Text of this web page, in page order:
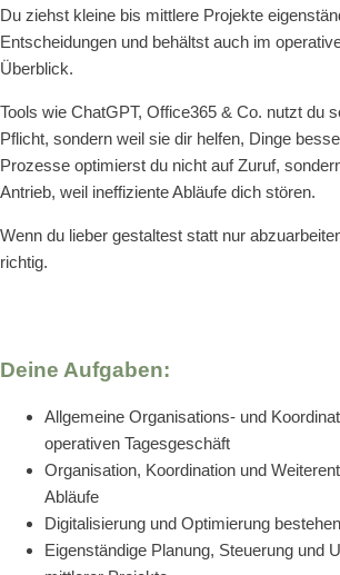
Du ziehst kleine bis mittlere Projekte
Entscheidungen und behältst auch im
Überblick.
Tools wie ChatGPT, Office365 & Co. nutzt du
Pflicht, sondern weil sie dir helfen, Dinge
Prozesse optimierst du nicht auf Zuruf,
Antrieb, weil ineffiziente Abläufe dich stören.
Wenn du lieber gestaltest statt nur
richtig.
Deine Aufgaben:
Allgemeine Organisations- und
operativen Tagesgeschäft
Organisation, Koordination und
Abläufe
Digitalisierung und Optimierung
Eigenständige Planung, Steuerung und